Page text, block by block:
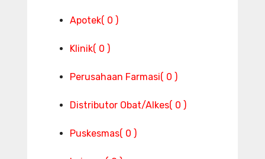
Apotek( 0 )
Klinik( 0 )
Perusahaan Farmasi( 0 )
Distributor Obat/Alkes( 0 )
Puskesmas( 0 )